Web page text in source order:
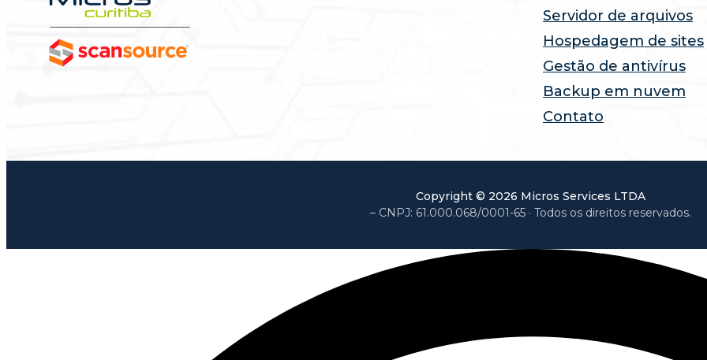
Servidor de arquivos
Hospedagem de sites
Gestão de antivírus
Backup em nuvem
Contato
Copyright © 2026 Micros Services LTDA
CNPJ: 61.000.068/0001-65· Todos os direitos reservados.